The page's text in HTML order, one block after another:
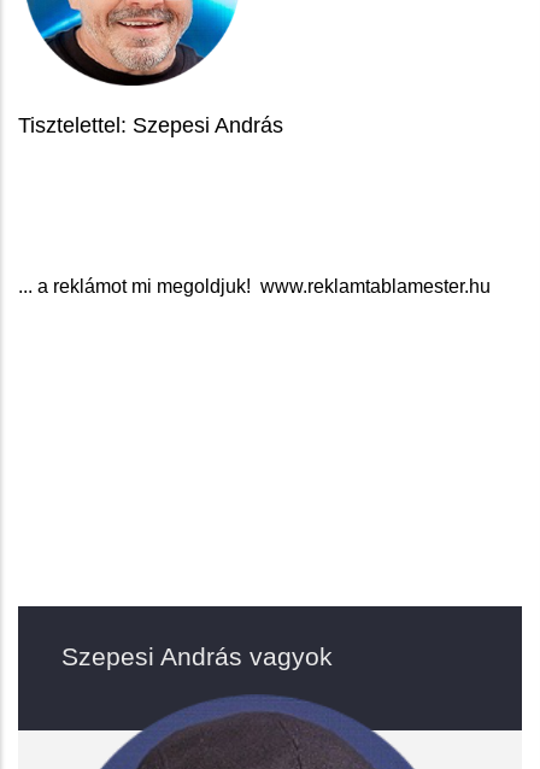
Tisztelettel: Szepesi András
... a reklámot mi megoldjuk! www.reklamtablamester.hu
Szepesi András vagyok